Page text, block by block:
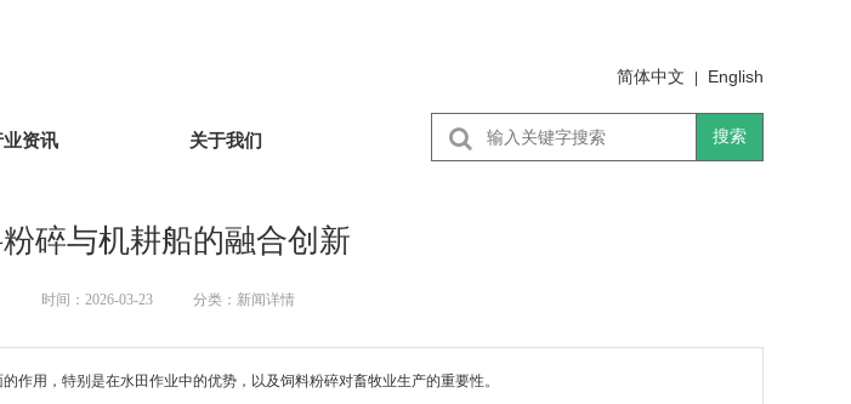
简体中文 English
业资讯 关于我们 搜索
碎与机耕船的融合创新
时间：2026-03-23 分类：新闻详情
用，特别是在水田作业中的优势，以及饲料粉碎对畜牧业生产的重要性。